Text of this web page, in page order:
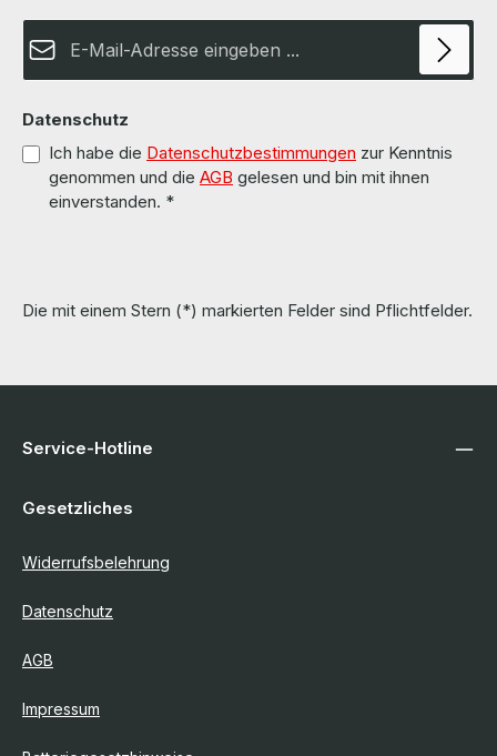
Datenschutz
Ich habe die Datenschutzbestimmungen zur Kenntnis
genommen und die AGB gelesen und bin mit ihnen
einverstanden. *
Die mit einem Stern (*) markierten Felder sind Pflichtfelder.
Service-Hotline
Gesetzliches
Widerrufsbelehrung
Datenschutz
AGB
Impressum